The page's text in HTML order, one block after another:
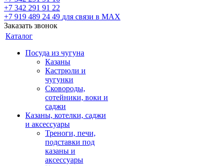
+7 342 291 91 22
+7 919 489 24 49 для связи в МАХ
Заказать звонок
Каталог
Посуда из чугуна
Казаны
Кастрюли и
чугунки
Сковороды,
сотейники, воки и
саджи
Казаны, котелки, саджи
и аксессуары
Треноги, печи,
подставки под
казаны и
аксессуары